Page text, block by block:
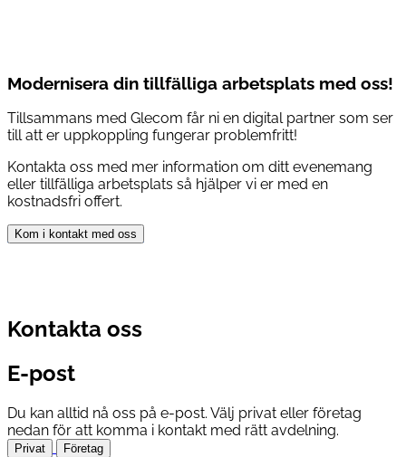
Modernisera din tillfälliga arbetsplats med oss!
Tillsammans med Glecom får ni en digital partner som ser
till att er uppkoppling fungerar problemfritt!
Kontakta oss med mer information om ditt evenemang
eller tillfälliga arbetsplats så hjälper vi er med en
kostnadsfri offert.
Kom i kontakt med oss
Kontakta oss
E-post
Du kan alltid nå oss på e-post. Välj privat eller företag
nedan för att komma i kontakt med rätt avdelning.
Privat Företag